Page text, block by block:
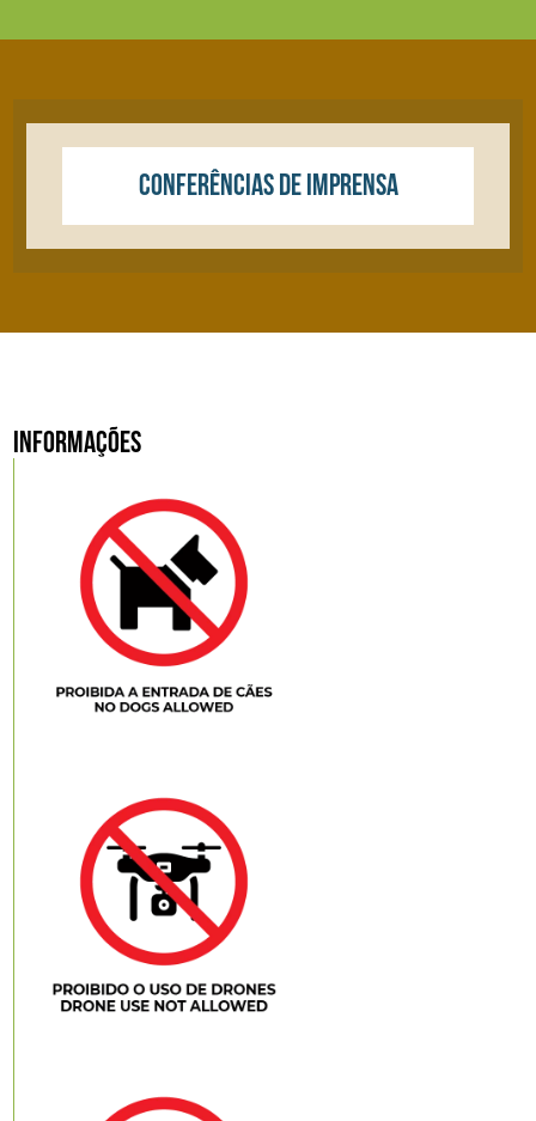
CONFERÊNCIAS DE IMPRENSA
INFORMAÇÕES